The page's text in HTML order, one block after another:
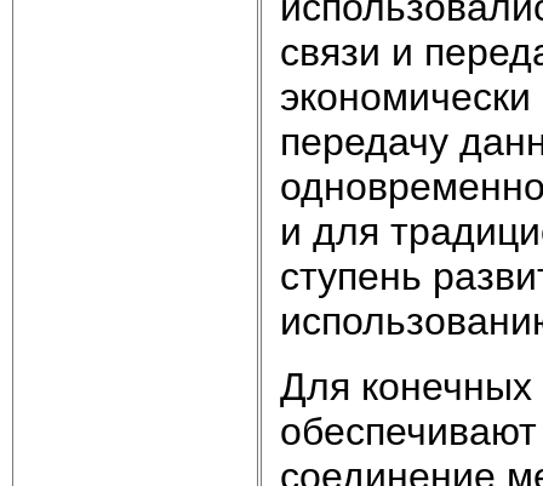
связи и
передачу
и для
ступень
Для конечных
соединение